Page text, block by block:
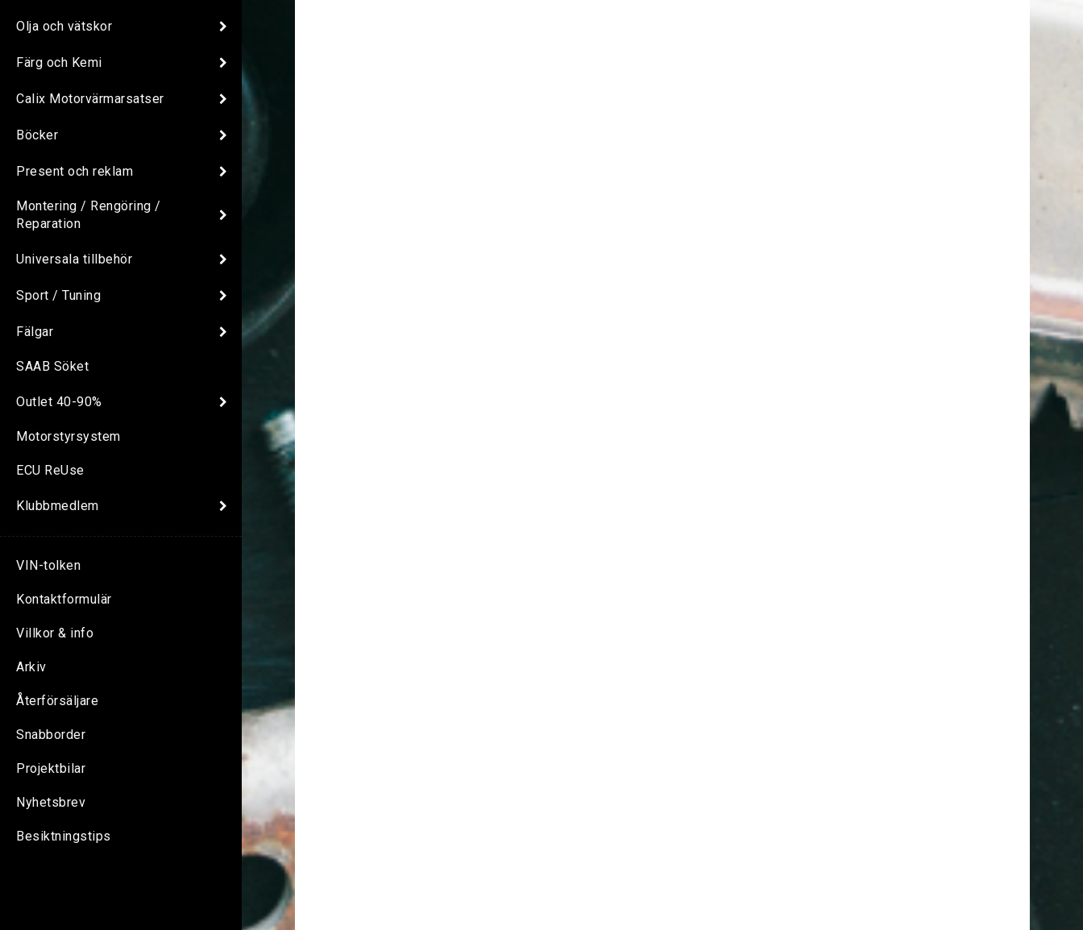
Olja och vätskor
Färg och Kemi
Calix Motorvärmarsatser
Böcker
Present och reklam
Montering / Rengöring /
Reparation
Universala tillbehör
Sport / Tuning
Fälgar
SAAB Söket
Outlet 40-90%
Motorstyrsystem
ECU ReUse
Klubbmedlem
VIN-tolken
Kontaktformulär
Villkor & info
Arkiv
Återförsäljare
Snabborder
Projektbilar
Nyhetsbrev
Besiktningstips